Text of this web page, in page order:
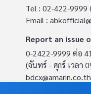
Tel : 02-422-9999
Email :
Report an issue
0-2422-9999 ต่อ
(จันทร์ - ศุกร์ เวลา
bdcx@amarin.co.th